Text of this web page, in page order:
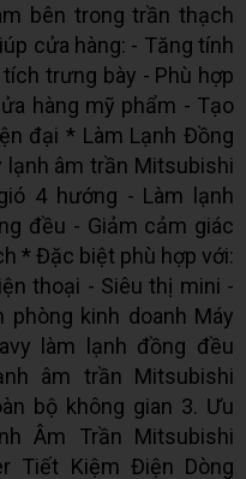
bên trong trần thạch
cửa hàng: - Tăng tính
trưng bày - Phù hợp
hàng mỹ phẩm - Tạo
đại * Làm Lạnh Đồng
lạnh âm trần Mitsubishi
4 hướng - Làm lạnh
đều - Giảm cảm giác
* Đặc biệt phù hợp với:
thoại - Siêu thị mini -
kinh doanh Máy
làm lạnh đồng đều
âm trần Mitsubishi
bộ không gian 3. Ưu
Âm Trần Mitsubishi
Tiết Kiệm Điện Dòng